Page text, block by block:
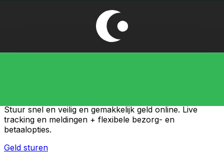
Stuur snel en veilig en gemakkelijk geld online. Live
tracking en meldingen + flexibele bezorg- en
betaalopties.
Geld sturen